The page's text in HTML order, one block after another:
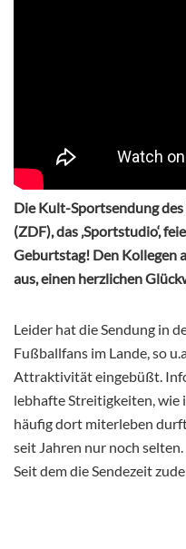
Die Kult-Sportsendung
(ZDF), das ‚Sportstudio‘,
Geburtstag! Den Kollegen
aus, einen herzlichen
Leider hat die Sendung in
Fußballfans im Lande, so
Attraktivität eingebüßt.
lebhafte Streitigkeiten, wie
häufig dort miterleben
seit Jahren nur noch selten.
Seit dem die Sendezeit